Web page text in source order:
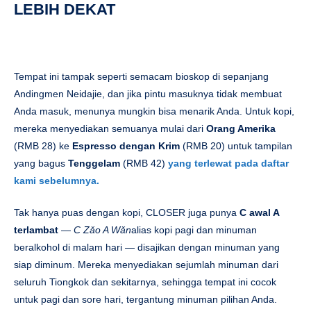
LEBIH DEKAT
Tempat ini tampak seperti semacam bioskop di sepanjang
Andingmen Neidajie, dan jika pintu masuknya tidak membuat
Anda masuk, menunya mungkin bisa menarik Anda. Untuk kopi,
mereka menyediakan semuanya mulai dari Orang Amerika
(RMB 28) ke Espresso dengan Krim (RMB 20) untuk tampilan
yang bagus Tenggelam (RMB 42) yang terlewat pada daftar
kami sebelumnya.
Tak hanya puas dengan kopi, CLOSER juga punya C awal A
terlambat — C Zǎo A Wǎnalias kopi pagi dan minuman
beralkohol di malam hari — disajikan dengan minuman yang
siap diminum. Mereka menyediakan sejumlah minuman dari
seluruh Tiongkok dan sekitarnya, sehingga tempat ini cocok
untuk pagi dan sore hari, tergantung minuman pilihan Anda.